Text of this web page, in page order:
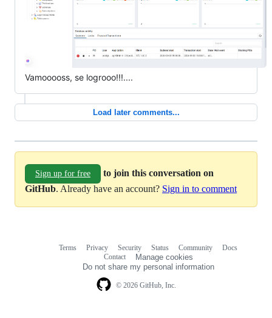
Vamooooss, se logrooo!!!....
Load later comments...
Sign up for free
to join this conversation on
GitHub. Already have an account? Sign in to comment
© 2026 GitHub, Inc.
Terms Privacy Security Status Community
Docs
Contact
Manage cookies
Do not share my personal information